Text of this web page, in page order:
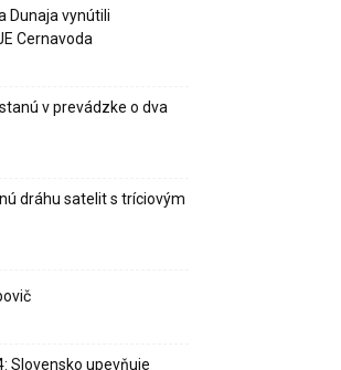
Dunaja vynútili
Cernavoda
v prevádzke o dva
dráhu satelit s tríciovým
Slovensko upevňuje